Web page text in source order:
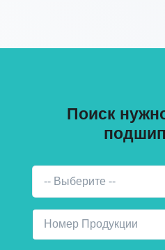
Поиск
-- Выберите --